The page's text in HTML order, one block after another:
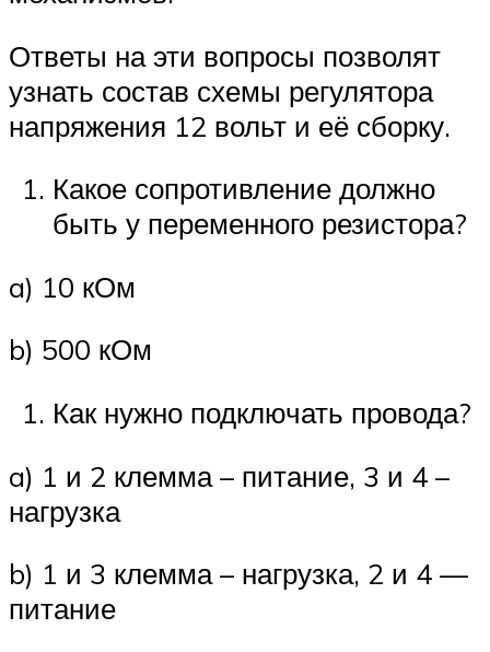
Ответы на эти вопросы позволят
узнать состав схемы регулятора
напряжения 12 вольт и её сборку.
Какое сопротивление должно
быть у переменного резистора?
a) 10 кОм
b) 500 кОм
Как нужно подключать провода?
a) 1 и 2 клемма – питание, 3 и 4 –
нагрузка
b) 1 и 3 клемма – нагрузка, 2 и 4 —
питание